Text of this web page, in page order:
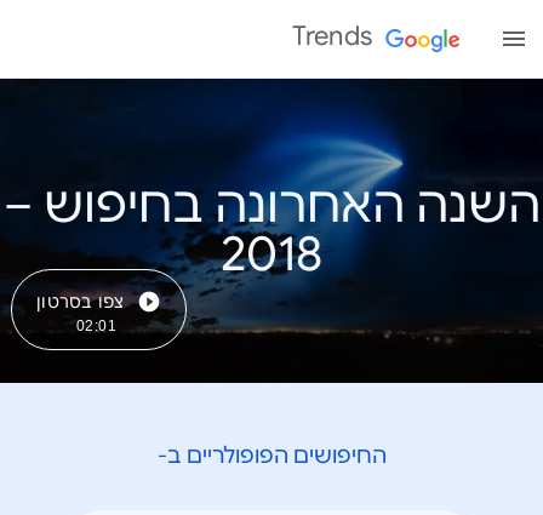
Trends
השנה האחרונה בחיפוש –
צפו בסרטון
02:01
החיפושים הפופולריים ב-